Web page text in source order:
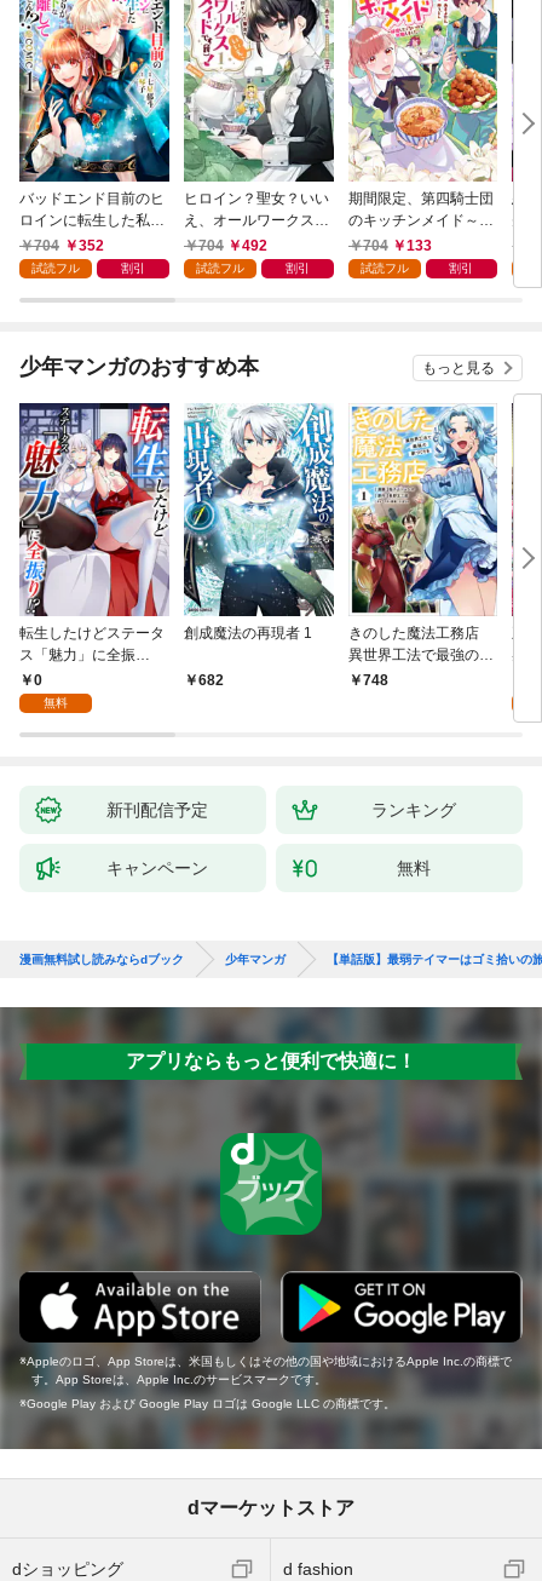
バッドエンド目前のヒ
ロインに転生した私、
今世では恋愛するつも
りがチートな兄が離し
OMIC 第1巻
704 352
試読フル 割引
ヒロイン？聖女？いい
え、オールワークスメ
イドです（誇）！@C
OMIC 第1巻
704 492
試読フル 割引
期間限定、第四騎士団
のキッチンメイド～結
婚したくないので就職
しました～@COMIC
704 133
試読フル 割引
悪
先
令
ラ
の
少年マンガのおすすめ本 もっと見る
転生したけどステータ
ス「魅力」に全振
り！？(1)
0
無料
創成魔法の再現者 1
682
きのした魔法工務店
異世界工法で最強の家
づくりを（コミック）
748
兆
る
新刊配信予定 ランキング
キャンペーン 無料
漫画無料試し読みならdブック 少年マンガ 【単話版】最弱テイマーはゴミ拾いの
アプリならもっと便利で快適に！
Appleのロゴ、App Storeは、米国もしくはその他の国や地域におけるApple Inc.の商標で
す。App Storeは、Apple Inc.のサービスマークです。
Google Play および Google Play ロゴは Google LLC の商標です。
dマーケットストア
dショッピング d fashion